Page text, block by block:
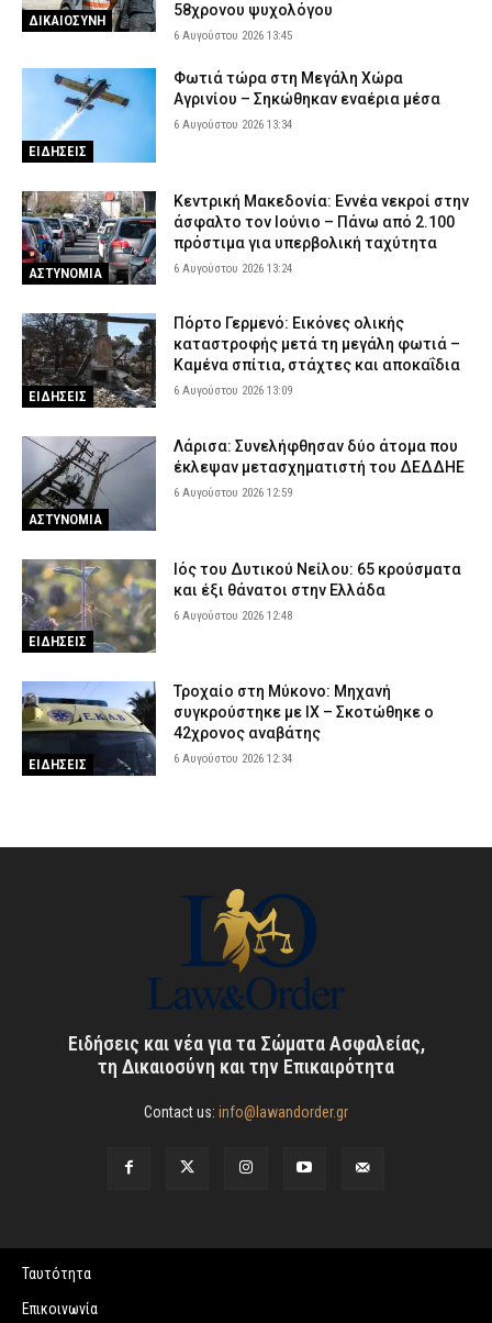
ΔΙΚΑΙΟΣΥΝΗ
58χρονου ψυχολόγου
6 Αυγούστου 2026 13:45
ΕΙΔΗΣΕΙΣ
Φωτιά τώρα στη Μεγάλη Χώρα
Αγρινίου – Σηκώθηκαν εναέρια μέσα
6 Αυγούστου 2026 13:34
ΑΣΤΥΝΟΜΙΑ
Κεντρική Μακεδονία: Εννέα νεκροί στην
άσφαλτο τον Ιούνιο – Πάνω από 2.100
πρόστιμα για υπερβολική ταχύτητα
6 Αυγούστου 2026 13:24
ΕΙΔΗΣΕΙΣ
Πόρτο Γερμενό: Εικόνες ολικής
καταστροφής μετά τη μεγάλη φωτιά –
Καμένα σπίτια, στάχτες και αποκαΐδια
6 Αυγούστου 2026 13:09
ΑΣΤΥΝΟΜΙΑ
Λάρισα: Συνελήφθησαν δύο άτομα που
έκλεψαν μετασχηματιστή του ΔΕΔΔΗΕ
6 Αυγούστου 2026 12:59
ΕΙΔΗΣΕΙΣ
Ιός του Δυτικού Νείλου: 65 κρούσματα
και έξι θάνατοι στην Ελλάδα
6 Αυγούστου 2026 12:48
ΕΙΔΗΣΕΙΣ
Τροχαίο στη Μύκονο: Μηχανή
συγκρούστηκε με ΙΧ – Σκοτώθηκε ο
42χρονος αναβάτης
6 Αυγούστου 2026 12:34
Ειδήσεις και νέα για τα Σώματα Ασφαλείας,
τη Δικαιοσύνη και την Επικαιρότητα
Contact us: info@lawandorder.gr
Ταυτότητα
Επικοινωνία